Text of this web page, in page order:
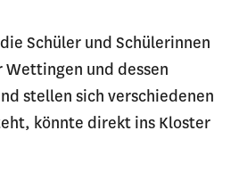
Schüler und Schülerinnen
Wettingen und dessen
stellen sich verschiedenen
könnte direkt ins Kloster